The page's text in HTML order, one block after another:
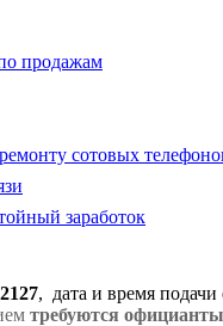
продажам
сотовых
заработок
2127, дата и время подачи
требуются